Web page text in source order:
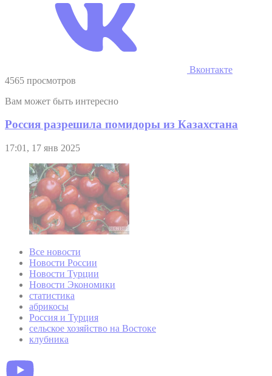
Вконтакте
4565 просмотров
Вам может быть интересно
Россия разрешила помидоры из Казахстана
17:01, 17 янв 2025
Все новости
Новости России
Новости Турции
Новости Экономики
статистика
абрикосы
Россия и Турция
сельское хозяйство на Востоке
клубника